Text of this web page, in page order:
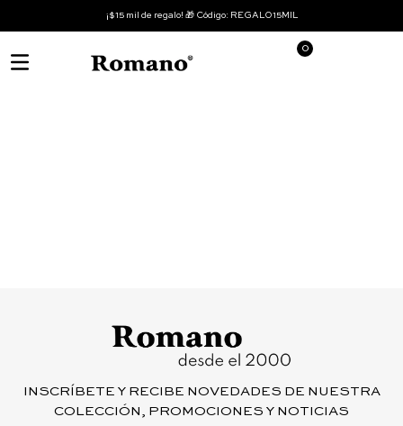
¡$15 mil de regalo! 🎁 Código: REGALO15MIL
0
INSCRÍBETE Y RECIBE NOVEDADES DE NUESTRA
COLECCIÓN, PROMOCIONES Y NOTICIAS